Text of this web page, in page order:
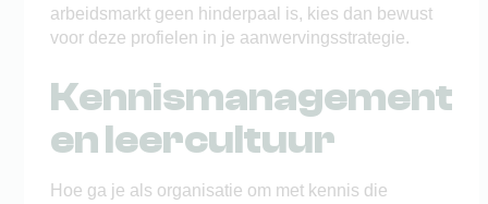
arbeidsmarkt geen hinderpaal is, kies dan bewust
voor deze profielen in je aanwervingsstrategie.
Kennismanagement
en leercultuur
Hoe ga je als organisatie om met kennis die